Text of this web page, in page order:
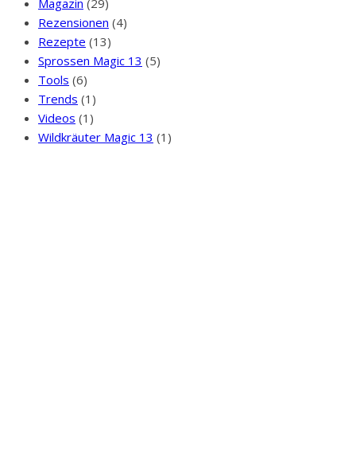
Rezensionen (4)
Rezepte (13)
Sprossen Magic 13 (5)
Tools (6)
Trends (1)
Videos (1)
Wildkräuter Magic 13 (1)